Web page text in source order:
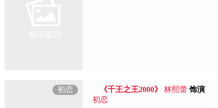
初恋 《千王之王2000》 林熙蕾 饰演
初恋